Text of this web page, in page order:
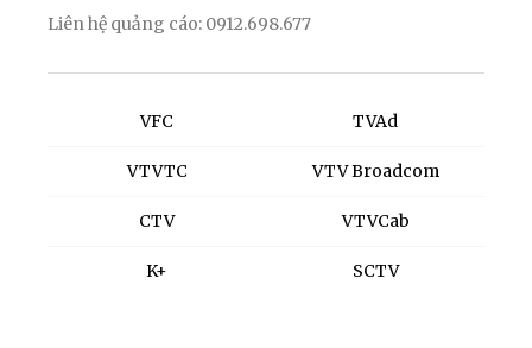
Liên hệ quảng cáo: 0912.698.677
VFC
VTVTC
CTV
K+
TVAd
VTV Broadcom
VTVCab
SCTV